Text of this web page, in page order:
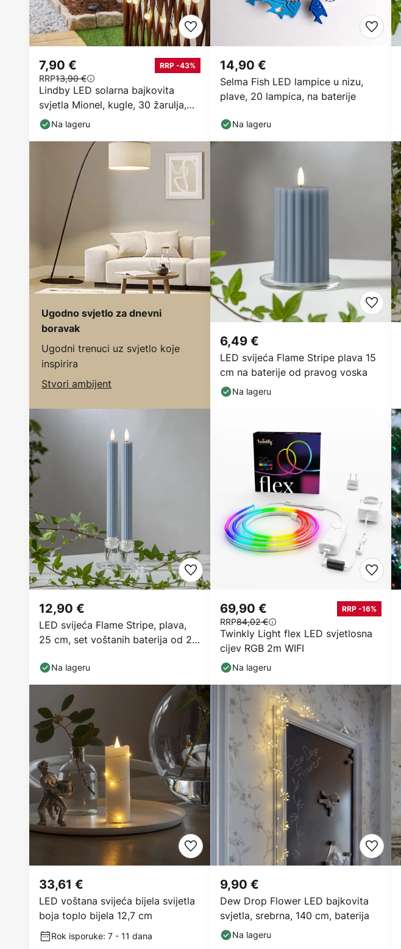
Lindby LED solarna bajkovita
svjetla Mionel, kugle, 30 žarulja,
635cm
7,90 € RRP -43%
RRP13,90 €
Na lageru
Selma Fish LED lampice u nizu,
plave, 20 lampica, na baterije
14,90 €
Na lageru
Ugodno svjetlo za dnevni
boravak
Ugodni trenuci uz svjetlo koje
inspirira
Stvori ambijent
LED svijeća Flame Stripe plava 15
cm na baterije od pravog voska
6,49 €
Na lageru
LED svijeća Flame Stripe, plava,
25 cm, set voštanih baterija od 2
12,90 €
Na lageru
Twinkly Light flex LED svjetlosna
cijev RGB 2m WIFI
69,90 € RRP -16%
RRP84,02 €
Na lageru
LED voštana svijeća bijela svijetla
boja toplo bijela 12,7 cm
33,61 €
Rok isporuke: 7 - 11 dana
Dew Drop Flower LED bajkovita
svjetla, srebrna, 140 cm, baterija
9,90 €
Na lageru